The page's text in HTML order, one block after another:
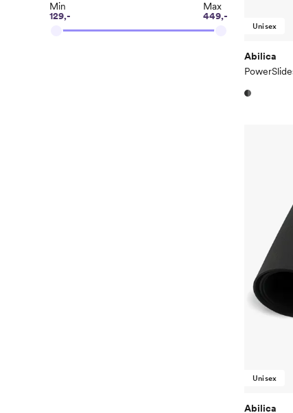
Min
129,-
Max
449,-
Unisex
Abilica
Unisex
Abilica